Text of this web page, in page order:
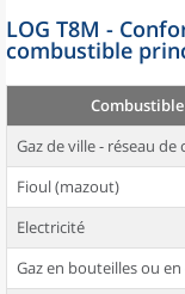
LOG T8M -
combustible
Combustible
Gaz de ville - réseau de
Fioul (mazout)
Electricité
Gaz en bouteilles ou